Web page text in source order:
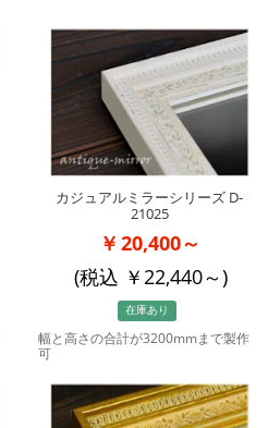
カジュアルミラーシリーズ D-
21025
20,400～
(税込
22,440～)
在庫あり
幅と高さの合計が3200mmまで製作
可